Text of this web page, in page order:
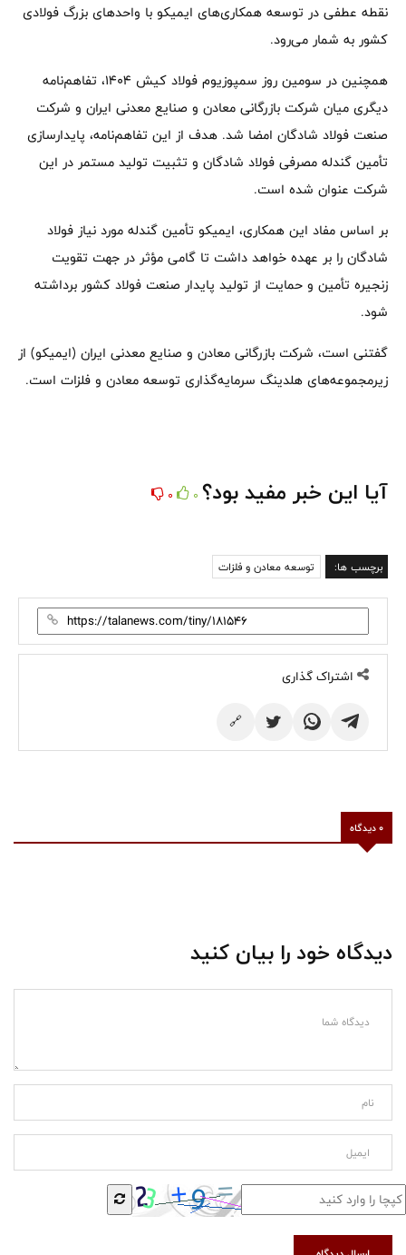
نقطه عطفی در توسعه همکاری‌های ایمیکو با واحدهای بزرگ فولادی
کشور به شمار می‌رود.
همچنین در سومین روز سمپوزیوم فولاد کیش ۱۴۰۴، تفاهم‌نامه
دیگری میان شرکت بازرگانی معادن و صنایع معدنی ایران و شرکت
صنعت فولاد شادگان امضا شد. هدف از این تفاهم‌نامه، پایدارسازی
تأمین گندله مصرفی فولاد شادگان و تثبیت تولید مستمر در این
شرکت عنوان شده است.
بر اساس مفاد این همکاری، ایمیکو تأمین گندله مورد نیاز فولاد
شادگان را بر عهده خواهد داشت تا گامی مؤثر در جهت تقویت
زنجیره تأمین و حمایت از تولید پایدار صنعت فولاد کشور برداشته
شود.
گفتنی است، شرکت بازرگانی معادن و صنایع معدنی ایران (ایمیکو) از
زیرمجموعه‌های هلدینگ سرمایه‌گذاری توسعه معادن و فلزات است.
آیا این خبر مفید بود؟ 0
0
برچسب ها: توسعه معادن و فلزات
اشتراک گذاری
🔗
0 دیدگاه
دیدگاه خود را بیان کنید